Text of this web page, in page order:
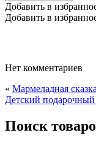
Добавить в
Добавить в
Нет комментариев
« Мармеладная
Детский
Поиск